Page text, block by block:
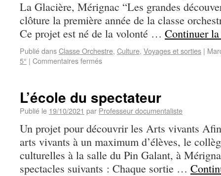
La Glacière, Mérignac “Les grandes
clôture la première année de la classe
Ce projet est né de la volonté … Continuer
Publié dansClasse Orchestre, Culture, Voyages et sorties |
5° | Commentaires fermés
L’école du spectateur
Publié le 19/10/2021 par Professeur documentaliste
Un projet pour découvrir les Arts vivants
arts vivants à un maximum d’élèves, le
culturelles à la salle du Pin Galant, à
spectacles suivants : Chaque sortie …